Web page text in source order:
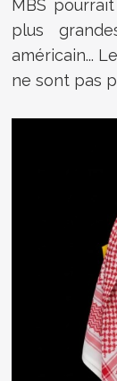
MBS
plus
américain...
ne sont pas